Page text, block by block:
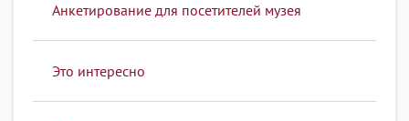
Анкетирование для посетителей музея
Это интересно